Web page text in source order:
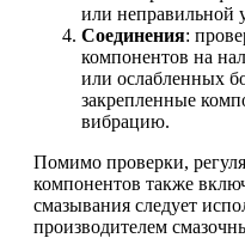
или неправильной
Соединения:
компонентов на
или ослабленных
закрепленные
вибрацию.
Помимо проверки,
компонентов также
смазывания следует
производителем